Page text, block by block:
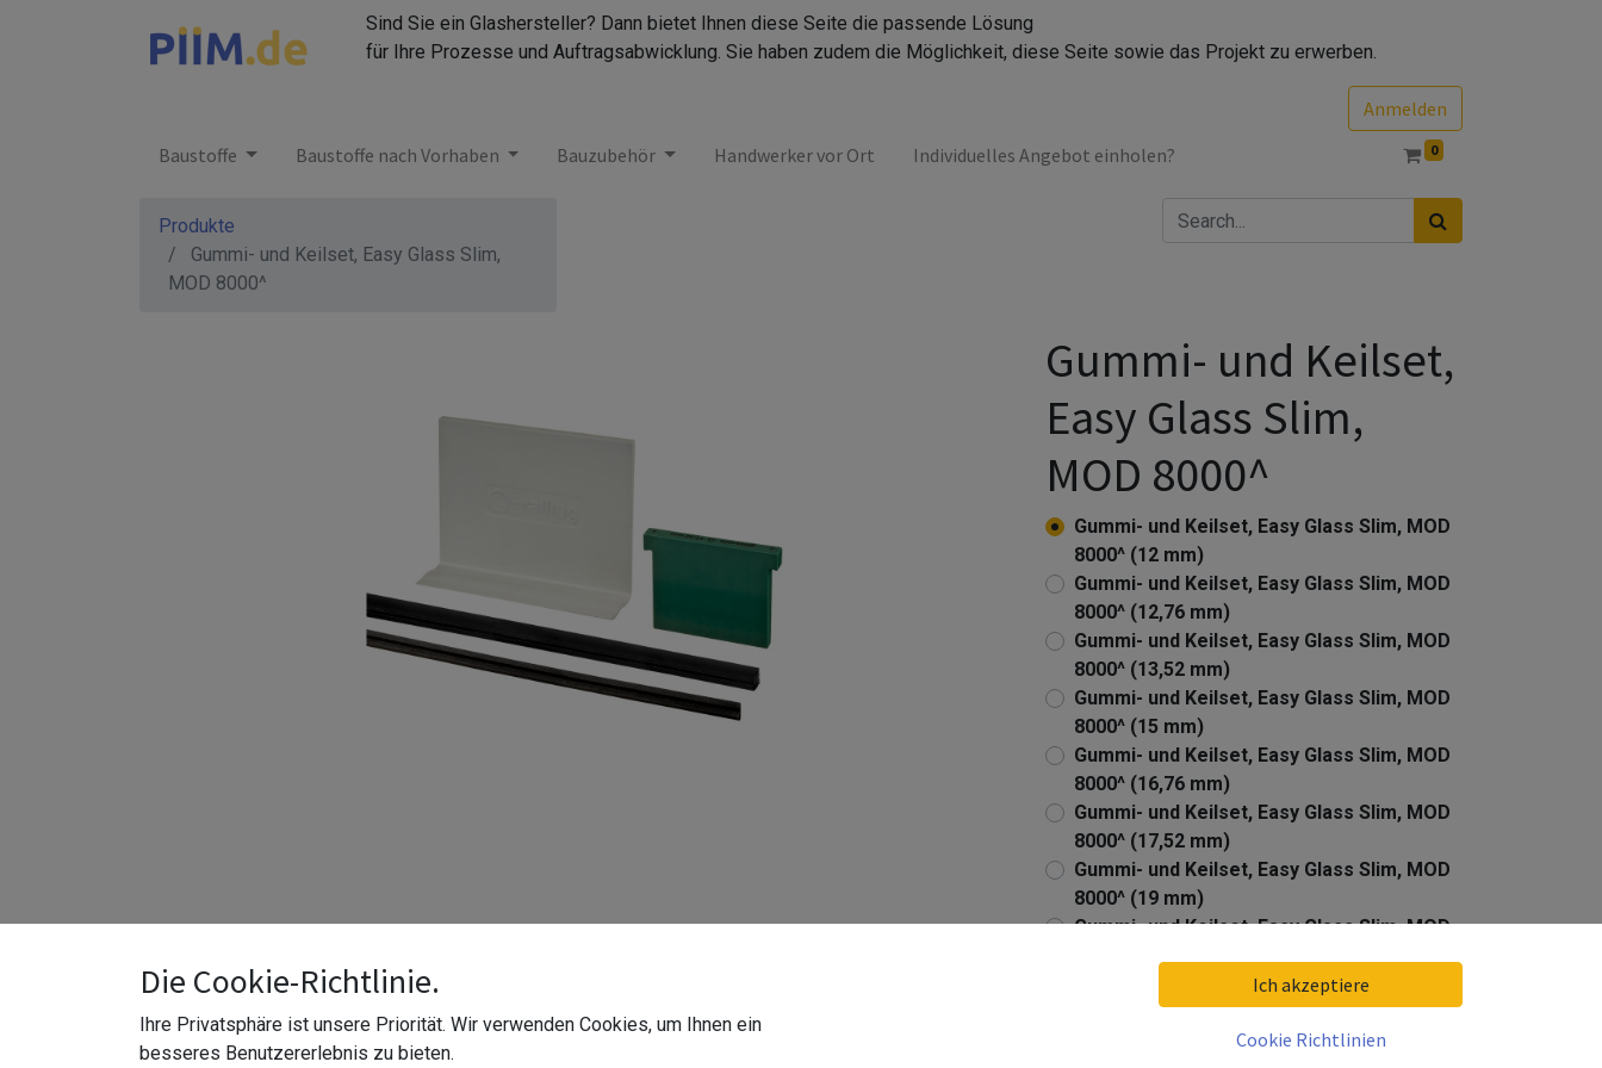
Sind Sie ein Glashersteller? Dann bietet Ihnen diese Seite die passende Lösung
für Ihre Prozesse und Auftragsabwicklung. Sie haben zudem die Möglichkeit, diese Seite sowie das Projekt zu erwerben.
Anmelden
Baustoffe
Baustoffe nach Vorhaben Bauzubehör Handwerker vor Ort Individuelles Angebot einholen? 0
Produkte
Gummi- und Keilset, Easy Glass Slim,
MOD 8000^
Gummi- und Keilset,
Easy Glass Slim,
MOD 8000^
Gummi- und Keilset, Easy Glass Slim, MOD
8000^ (12 mm)
Gummi- und Keilset, Easy Glass Slim, MOD
8000^ (12,76 mm)
Gummi- und Keilset, Easy Glass Slim, MOD
8000^ (13,52 mm)
Gummi- und Keilset, Easy Glass Slim, MOD
8000^ (15 mm)
Gummi- und Keilset, Easy Glass Slim, MOD
8000^ (16,76 mm)
Gummi- und Keilset, Easy Glass Slim, MOD
8000^ (17,52 mm)
Gummi- und Keilset, Easy Glass Slim, MOD
8000^ (19 mm)
Gummi- und Keilset, Easy Glass Slim, MOD
Gummi- und Keilset, Easy Glass Slim, MOD
8000^ (21,52 mm)
Die Cookie-Richtlinie.
Ihre Privatsphäre ist unsere Priorität. Wir verwenden Cookies, um Ihnen ein
besseres Benutzererlebnis zu bieten.
Ich akzeptiere
Cookie Richtlinien